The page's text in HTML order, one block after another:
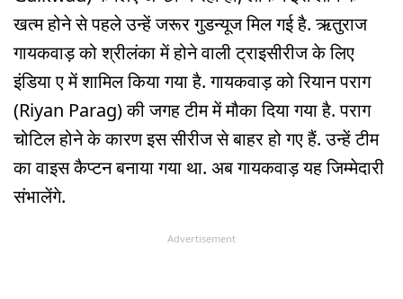
खत्म होने से पहले उन्हें जरूर गुडन्यूज मिल गई है. ऋतुराज
गायकवाड़ को श्रीलंका में होने वाली ट्राइसीरीज के लिए
इंडिया ए में शामिल किया गया है. गायकवाड़ को रियान पराग
(Riyan Parag) की जगह टीम में मौका दिया गया है. पराग
चोटिल होने के कारण इस सीरीज से बाहर हो गए हैं. उन्हें टीम
का वाइस कैप्टन बनाया गया था. अब गायकवाड़ यह जिम्मेदारी
संभालेंगे.
Advertisement